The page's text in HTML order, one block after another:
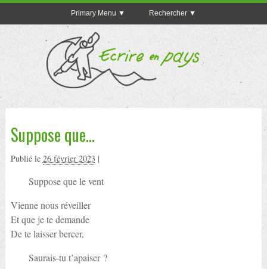
Primary Menu Rechercher
Suppose que…
Publié le 26 février 2023 |
Suppose que le vent
Vienne nous réveiller
Et que je te demande
De te laisser bercer,
Saurais-tu t’apaiser ?